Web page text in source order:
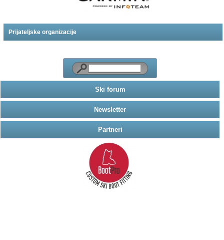
Prijateljske organizacije
Ski forum
Newsletter
Partneri